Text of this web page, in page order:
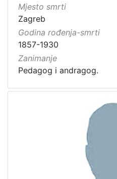
Mjesto smrti
Zagreb
Godina rođenja-smrti
1857-1930
Zanimanje
Pedagog i andragog.